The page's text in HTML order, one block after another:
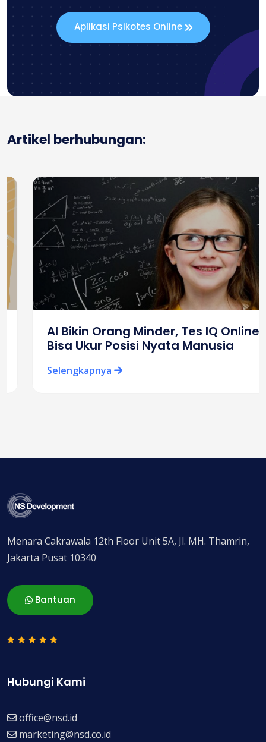
Aplikasi Psikotes Online
Artikel berhubungan:
AI Bikin Orang Minder, Tes IQ Online
Bisa Ukur Posisi Nyata Manusia
Selengkapnya
Menara Cakrawala 12th Floor Unit 5A, Jl. MH. Thamrin,
Jakarta Pusat 10340
Bantuan
Hubungi Kami
office@nsd.id
marketing@nsd.co.id